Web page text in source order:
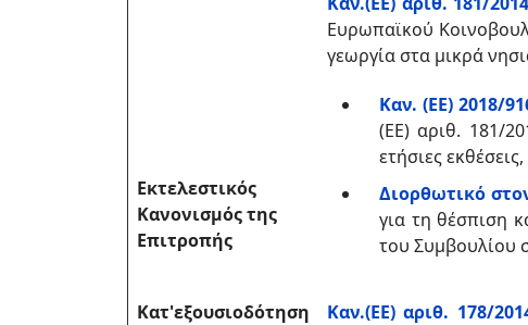
Εκτελεστικός
Κανονισμός της
Επιτροπής
Ευρωπαϊκού
γεωργία στα μικρά
Καν. (ΕΕ) 2018/
(ΕΕ) αριθ. 181/
ετήσιες
Διορθωτικό
για τη θέσπιση
του Συμβουλίου
Κατ'εξουσιοδότηση
Καν.(ΕΕ) αριθ. 178/